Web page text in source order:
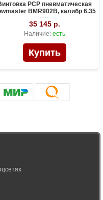
PCP пневматическая
BMR902B, калибр 6.35
мм
35 145 р.
Наличие: есть